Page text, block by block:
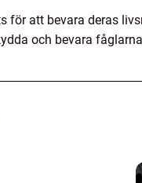
för att bevara deras
och bevara